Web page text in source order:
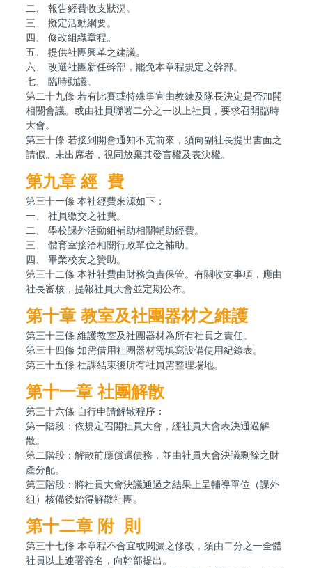
二、 報告經費收支狀況。
三、 擬定活動綱要。
四、 修改組織章程。
五、 提供社團興革之建議。
六、 改選社團新任幹部，罷免本章程規定之幹部。
七、 臨時動議。
第二十九條 若有比賽或特殊事宜由教練及隊長決定是否加開
相關會議。或由社員聯署二分之一以上社員，要求召開臨時
大會。
第三十條 若接到開會通知不克前來，須向副社長提出書面之
請假。未出席者，視同放棄其發言權及表決權。
第九章 經 費
第三十一條 本社經費來源如下：
一、 社員繳交之社費。
二、 學校課外活動組補助相關輔助經費。
三、 體育室接洽相關行政單位之補助。
四、 畢業校友之贊助。
第三十二條 本社社費由財務負責保管。有關收支事項，應由
社長審核，提報社員大會並定期公布。
第十章 教室及社團器材之維護
第三十三條 維護教室及社團器材為所有社員之責任。
第三十四條 如需借用社團器材需填寫設備使用紀錄表。
第三十五條 社課結束後所有社員需整理場地。
第十一章 社團解散
第三十六條 自行申請解散程序：
第一階段：依規定召開社員大會，經社員大會表決通過解
散。
第二階段：解散前應償還債務，並由社員大會決議剩餘之財
產分配。
第三階段：將社員大會決議通過之結果上呈輔導單位（課外
組）核備後始得解散社團。
第十二章 附 則
第三十七條 本章程不合宜或闕漏之修改，須由二分之一全體
社員以上連署簽名，向幹部提出。